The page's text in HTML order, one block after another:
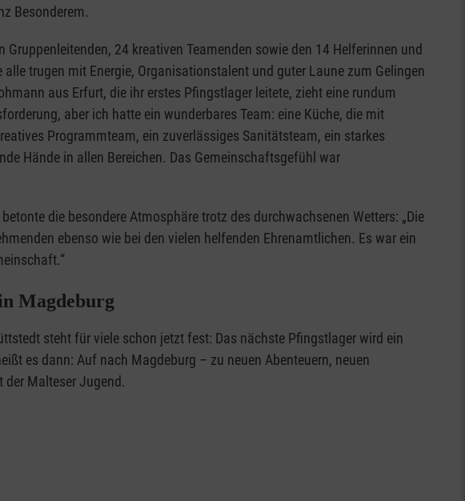
Besonderem.
24 kreativen Teamenden sowie den 14 Helferinnen und
trugen mit Energie, Organisationstalent und guter Laune zum Gelingen
aus Erfurt, die ihr erstes Pfingstlager leitete, zieht eine rundum
aber ich hatte ein wunderbares Team: eine Küche, die mit
Programmteam, ein zuverlässiges Sanitätsteam, ein starkes
Hände in allen Bereichen. Das Gemeinschaftsgefühl war
die besondere Atmosphäre trotz des durchwachsenen Wetters: „Die
ebenso wie bei den vielen helfenden Ehrenamtlichen. Es war ein
Magdeburg
steht für viele schon jetzt fest: Das nächste Pfingstlager wird ein
es dann: Auf nach Magdeburg – zu neuen Abenteuern, neuen
der Malteser Jugend.